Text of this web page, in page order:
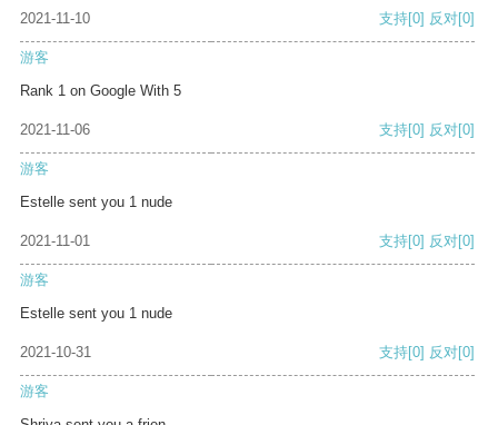
2021-11-10 支持[0] 反对[0]
游客
Rank 1 on Google With 5
2021-11-06 支持[0] 反对[0]
游客
Estelle sent you 1 nude
2021-11-01 支持[0] 反对[0]
游客
Estelle sent you 1 nude
2021-10-31 支持[0] 反对[0]
游客